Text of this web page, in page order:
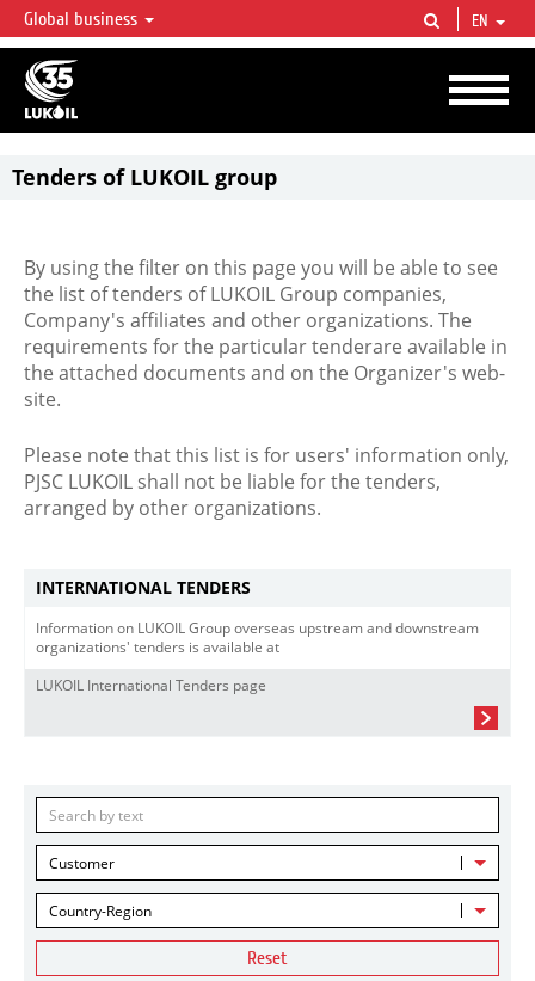
LUKOIL OVERVIEW
LUKOIL is one of the largest oil & gas vertical integrated companies in the world
accounting for over 2% of crude production and circa 1% of proved hydrocarbon
reserves globally.
Global business EN
Tenders of LUKOIL group
By using the filter on this page you will be able to see
the list of tenders of LUKOIL Group companies,
Company's affiliates and other organizations. The
requirements for the particular tenderare available in
the attached documents and on the Organizer's web-
site.
Please note that this list is for users' information only,
PJSC LUKOIL shall not be liable for the tenders,
arranged by other organizations.
INTERNATIONAL TENDERS
Information on LUKOIL Group overseas upstream and downstream
organizations' tenders is available at
LUKOIL International Tenders page
Customer
Country-Region
Reset